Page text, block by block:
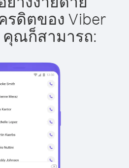
รดิตของ Viber
คุณก็สามารถ: